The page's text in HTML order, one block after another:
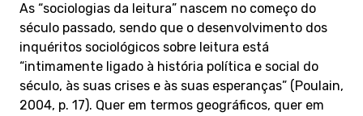
As “sociologias da leitura” nascem no começo do
século passado, sendo que o desenvolvimento dos
inquéritos sociológicos sobre leitura está
“intimamente ligado à história política e social do
século, às suas crises e às suas esperanças” (Poulain,
2004, p. 17). Quer em termos geográficos, quer em